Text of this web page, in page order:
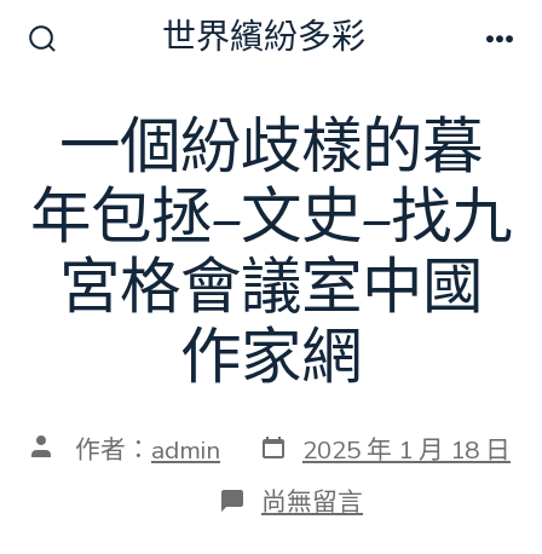
換
關
世界繽紛多彩
一個紛歧樣的暮
年包拯–文史–找九
宮格會議室中國
作家網
文 作者： admin 發
表
日
期
2025 年 1 月 18 日
在
〈一
尚無留言